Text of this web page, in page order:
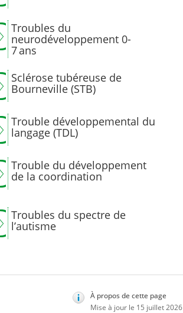
Troubles du
neurodéveloppement 0-
7 ans
Sclérose tubéreuse de
Bourneville (STB)
Trouble développemental du
langage (TDL)
Trouble du développement
de la coordination
Troubles du spectre de
l’autisme
À propos de cette page
Mise à jour le 15 juillet 2026